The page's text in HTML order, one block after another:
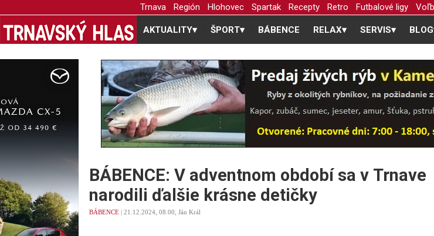
Trnava Región Hlohovec Spartak Recepty Retro Futbalové ligy
AKTUALITY▾ ŠPORT▾ BÁBENCE RELAX▾ SERVIS▾ BLOG
BÁBENCE: V adventnom období sa v Trnave
narodili ďalšie krásne detičky
BÁBENCE | 21.12.2024, 08.00, Ján Král